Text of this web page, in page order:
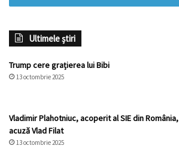
Ultimele știri
Trump cere grațierea lui Bibi
13 octombrie 2025
Vladimir Plahotniuc, acoperit al SIE din România,
acuză Vlad Filat
13 octombrie 2025